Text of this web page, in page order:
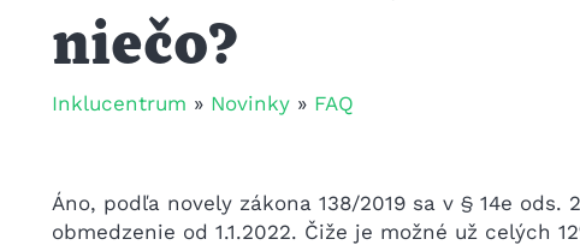
niečo?
Inklucentrum » Novinky» FAQ
Áno, podľa novely zákona 138/2019 sa v § 14e
obmedzenie od 1.1.2022. Čiže je možné už celých